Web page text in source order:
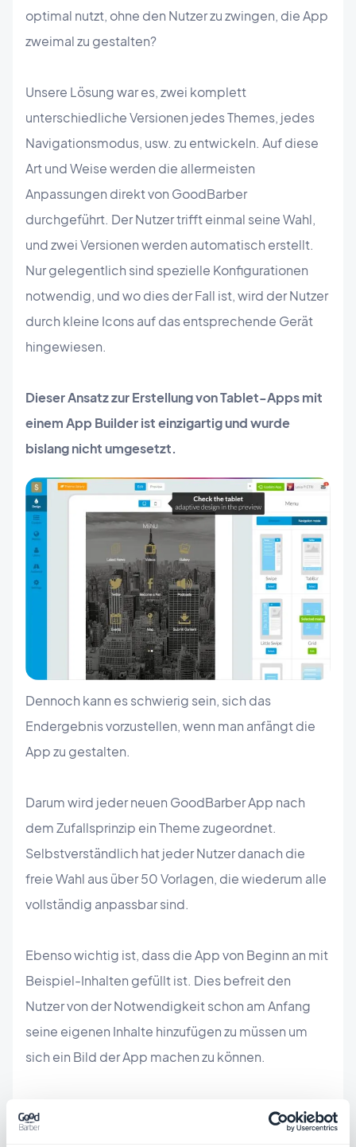
optimal nutzt, ohne den Nutzer zu zwingen, die App
zweimal zu gestalten?
Unsere Lösung war es, zwei komplett
unterschiedliche Versionen jedes Themes, jedes
Navigationsmodus, usw. zu entwickeln. Auf diese
Art und Weise werden die allermeisten
Anpassungen direkt von GoodBarber
durchgeführt. Der Nutzer trifft einmal seine Wahl,
und zwei Versionen werden automatisch erstellt.
Nur gelegentlich sind spezielle Konfigurationen
notwendig, und wo dies der Fall ist, wird der Nutzer
durch kleine Icons auf das entsprechende Gerät
hingewiesen.
Dieser Ansatz zur Erstellung von Tablet-Apps mit
einem App Builder ist einzigartig und wurde
bislang nicht umgesetzt.
Dennoch kann es schwierig sein, sich das
Endergebnis vorzustellen, wenn man anfängt die
App zu gestalten.
Darum wird jeder neuen GoodBarber App nach
dem Zufallsprinzip ein Theme zugeordnet.
Selbstverständlich hat jeder Nutzer danach die
freie Wahl aus über 50 Vorlagen, die wiederum alle
vollständig anpassbar sind.
Ebenso wichtig ist, dass die App von Beginn an mit
Beispiel-Inhalten gefüllt ist. Dies befreit den
Nutzer von der Notwendigkeit schon am Anfang
seine eigenen Inhalte hinzufügen zu müssen um
sich ein Bild der App machen zu können.
Es ist weitaus leichter, sich das Endergebnis
vorzustellen, wenn in der App bereits Inhalte sind.